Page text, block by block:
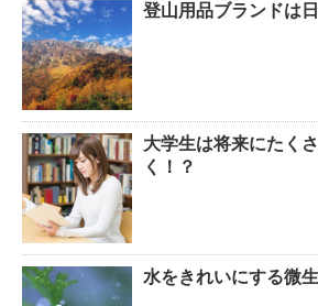
登山用品ブランドは
大学生は将来にたく
く！？
水をきれいにする微